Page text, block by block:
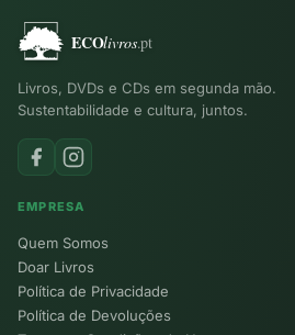
Livros, DVDs e CDs em segunda mão.
Sustentabilidade e cultura, juntos.
EMPRESA
Quem Somos
Doar Livros
Política de Privacidade
Política de Devoluções